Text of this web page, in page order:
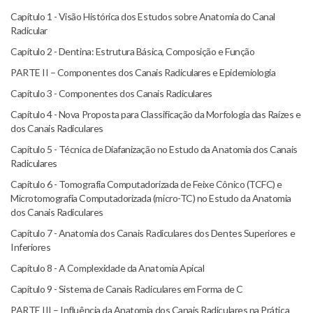
Capítulo 1 - Visão Histórica dos Estudos sobre Anatomia do Canal
Radicular
Capítulo 2 - Dentina: Estrutura Básica, Composição e Função
PARTE II – Componentes dos Canais Radiculares e Epidemiologia
Capítulo 3 - Componentes dos Canais Radiculares
Capítulo 4 - Nova Proposta para Classificação da Morfologia das Raízes e
dos Canais Radiculares
Capítulo 5 - Técnica de Diafanização no Estudo da Anatomia dos Canais
Radiculares
Capítulo 6 - Tomografia Computadorizada de Feixe Cônico (TCFC) e
Microtomografia Computadorizada (micro-TC) no Estudo da Anatomia
dos Canais Radiculares
Capítulo 7 - Anatomia dos Canais Radiculares dos Dentes Superiores e
Inferiores
Capítulo 8 - A Complexidade da Anatomia Apical
Capítulo 9 - Sistema de Canais Radiculares em Forma de C
PARTE III – Influência da Anatomia dos Canais Radiculares na Prática